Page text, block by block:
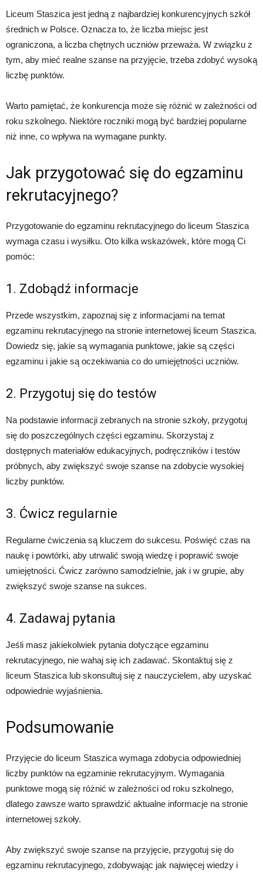
Liceum Staszica jest jedną z najbardziej konkurencyjnych szkół
średnich w Polsce. Oznacza to, że liczba miejsc jest
ograniczona, a liczba chętnych uczniów przeważa. W związku z
tym, aby mieć realne szanse na przyjęcie, trzeba zdobyć wysoką
liczbę punktów.
Warto pamiętać, że konkurencja może się różnić w zależności od
roku szkolnego. Niektóre roczniki mogą być bardziej popularne
niż inne, co wpływa na wymagane punkty.
Jak przygotować się do egzaminu
rekrutacyjnego?
Przygotowanie do egzaminu rekrutacyjnego do liceum Staszica
wymaga czasu i wysiłku. Oto kilka wskazówek, które mogą Ci
pomóc:
1. Zdobądź informacje
Przede wszystkim, zapoznaj się z informacjami na temat
egzaminu rekrutacyjnego na stronie internetowej liceum Staszica.
Dowiedz się, jakie są wymagania punktowe, jakie są części
egzaminu i jakie są oczekiwania co do umiejętności uczniów.
2. Przygotuj się do testów
Na podstawie informacji zebranych na stronie szkoły, przygotuj
się do poszczególnych części egzaminu. Skorzystaj z
dostępnych materiałów edukacyjnych, podręczników i testów
próbnych, aby zwiększyć swoje szanse na zdobycie wysokiej
liczby punktów.
3. Ćwicz regularnie
Regularne ćwiczenia są kluczem do sukcesu. Poświęć czas na
naukę i powtórki, aby utrwalić swoją wiedzę i poprawić swoje
umiejętności. Ćwicz zarówno samodzielnie, jak i w grupie, aby
zwiększyć swoje szanse na sukces.
4. Zadawaj pytania
Jeśli masz jakiekolwiek pytania dotyczące egzaminu
rekrutacyjnego, nie wahaj się ich zadawać. Skontaktuj się z
liceum Staszica lub skonsultuj się z nauczycielem, aby uzyskać
odpowiednie wyjaśnienia.
Podsumowanie
Przyjęcie do liceum Staszica wymaga zdobycia odpowiedniej
liczby punktów na egzaminie rekrutacyjnym. Wymagania
punktowe mogą się różnić w zależności od roku szkolnego,
dlatego zawsze warto sprawdzić aktualne informacje na stronie
internetowej szkoły.
Aby zwiększyć swoje szanse na przyjęcie, przygotuj się do
egzaminu rekrutacyjnego, zdobywając jak najwięcej wiedzy i